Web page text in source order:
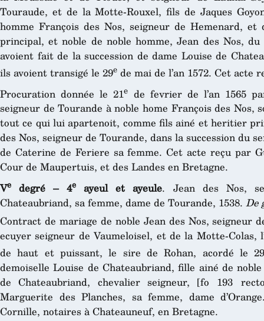
Touraude, et de la Motte-Rouxel, fils de Jaques
homme François des Nos, seigneur de Hemenard,
principal, et noble de noble homme, Jean des Nos, du
avoient fait de la succession de dame Louise de
ils avoient transigé le 29e de mai de l’an 1572. Cet
Procuration donnée le 21e de fevrier de l’an 1565
seigneur de Tourande à noble home François des
tout ce qui lui apartenoit, comme fils ainé et heritier
des Nos, seigneur de Tourande, dans la succession du
de Caterine de Feriere sa femme. Cet acte reçu par
Cour de Maupertuis, et des Landes en Bretagne.
Ve degré – 4eayeul et ayeule. Jean des Nos,
Chateaubriand, sa femme, dame de Tourande, 1538. De
Contract de mariage de noble Jean des Nos, seigneur
ecuyer seigneur de Vaumeloisel, et de la Motte-Colas,
de haut et puissant, le sire de Rohan, acordé le
demoiselle Louise de Chateaubriand, fille ainé de
de Chateaubriand, chevalier seigneur, [fo 193
Marguerite des Planches, sa femme, dame
Cornille, notaires à Chateauneuf, en Bretagne.